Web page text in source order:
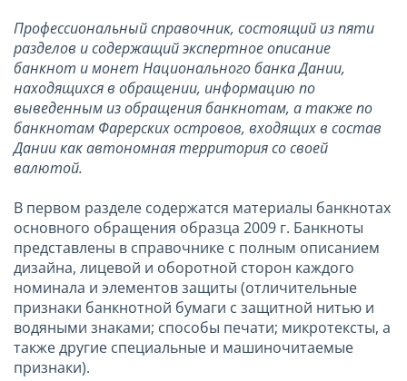
Профессиональный справочник, состоящий из пяти
разделов и содержащий экспертное описание
банкнот и монет Национального банка Дании,
находящихся в обращении, информацию по
выведенным из обращения банкнотам, а также по
банкнотам Фарерских островов, входящих в состав
Дании как автономная территория со своей
валютой.
В первом разделе содержатся материалы банкнотах
основного обращения образца 2009 г. Банкноты
представлены в справочнике с полным описанием
дизайна, лицевой и оборотной сторон каждого
номинала и элементов защиты (отличительные
признаки банкнотной бумаги с защитной нитью и
водяными знаками; способы печати; микротексты, а
также другие специальные и машиночитаемые
признаки).